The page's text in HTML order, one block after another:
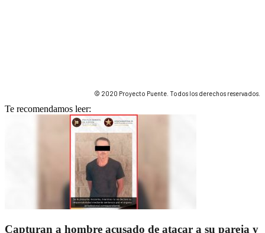
© 2020 Proyecto Puente. Todos los derechos reservados.
Te recomendamos leer:
Capturan a hombre acusado de atacar a su pareja y